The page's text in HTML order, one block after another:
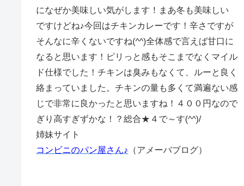
になぜか美味しい気がします！まあ冬も美味しい
ですけどね♪今回はチキンカレーです！辛さですが
そんなに辛くないですね(^^)全体感で言えば甘口に
なると思います！ピリっと感もそこまでなくマイル
ド仕様でした！チキンは臭みもなくて、ルーと良く
絡まっていました。チキンの量も多くて満遍ない感
じで非常に良かったと思いますね！４００円なので
ぎり高すぎずかな！？総合★４で～す(^^)/
姉妹サイト
コンビニのパン屋さん♪ （アメーバブログ）